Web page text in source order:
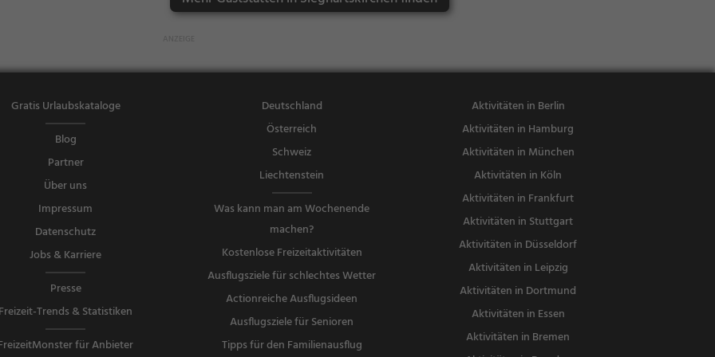
n, Kontinent
Gratis Urlaubskataloge
Blog
Partner
Über uns
Impressum
Datenschutz
Jobs & Karriere
Presse
Trends & Statistiken
für Anbieter
Deutschland
Österreich
Schweiz
Liechtenstein
Was kann man am Wochenende
machen?
Kostenlose Freizeitaktivitäten
Ausflugsziele für schlechtes Wetter
Actionreiche Ausflugsideen
Ausflugsziele für Senioren
Tipps für den Familienausflug
Aktivitäten in Berlin
Aktivitäten in Hamburg
Aktivitäten in München
Aktivitäten in Köln
Aktivitäten in Frankfurt
Aktivitäten in Stuttgart
Aktivitäten in Düsseldorf
Aktivitäten in Leipzig
Aktivitäten in Dortmund
Aktivitäten in Essen
Aktivitäten in Bremen